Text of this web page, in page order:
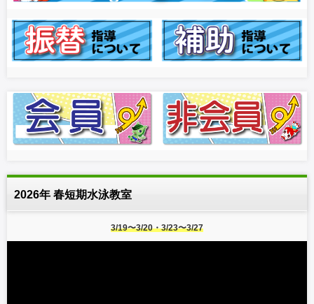
2026年 春短期水泳教室
3/19〜3/20・3/23〜3/27